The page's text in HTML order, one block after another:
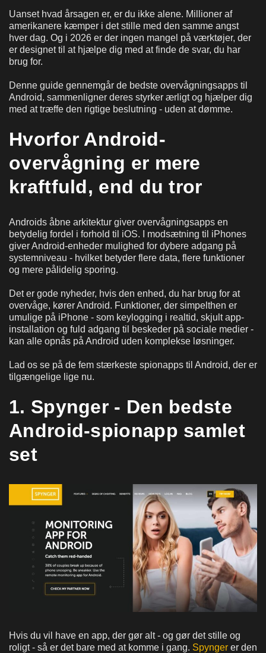
Uanset hvad årsagen er, er du ikke alene. Millioner af
amerikanere kæmper i det stille med den samme angst
hver dag. Og i 2026 er der ingen mangel på værktøjer, der
er designet til at hjælpe dig med at finde de svar, du har
brug for.
Denne guide gennemgår de bedste overvågningsapps til
Android, sammenligner deres styrker ærligt og hjælper dig
med at træffe den rigtige beslutning - uden at dømme.
Hvorfor Android-
overvågning er mere
kraftfuld, end du tror
Androids åbne arkitektur giver overvågningsapps en
betydelig fordel i forhold til iOS. I modsætning til iPhones
giver Android-enheder mulighed for dybere adgang på
systemniveau - hvilket betyder flere data, flere funktioner
og mere pålidelig sporing.
Det er gode nyheder, hvis den enhed, du har brug for at
overvåge, kører Android. Funktioner, der simpelthen er
umulige på iPhone - som keylogging i realtid, skjult app-
installation og fuld adgang til beskeder på sociale medier -
kan alle opnås på Android uden komplekse løsninger.
Lad os se på de fem stærkeste spionapps til Android, der er
tilgængelige lige nu.
1. Spynger - Den bedste
Android-spionapp samlet
set
Hvis du vil have en app, der gør alt - og gør det stille og
roligt - så er det bare med at komme i gang. Spynger er den